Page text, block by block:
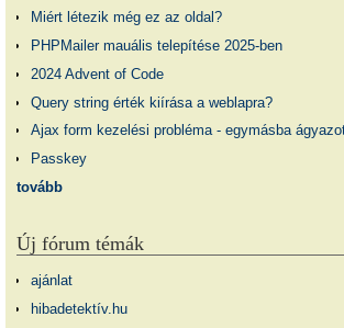
Miért létezik még ez az oldal?
PHPMailer mauális telepítése 2025-ben
2024 Advent of Code
Query string érték kiírása a weblapra?
Ajax form kezelési probléma - egymásba
Passkey
tovább
Új fórum témák
ajánlat
hibadetektív.hu